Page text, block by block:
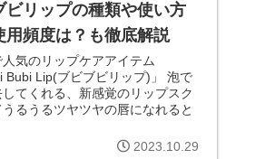
ビリップの種類や使い方
用頻度は？も徹底解説
気のリップケアアイテム
Bubi Lip(ブビブビリップ)」 泡で
てくれる、新感覚のリップスク
るうるツヤツヤの唇になれると
2023.10.29